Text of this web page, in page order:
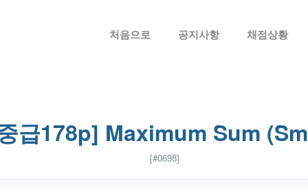
처음으로 공지사항 채점상황
급178p] Maximum Sum
[#0698]